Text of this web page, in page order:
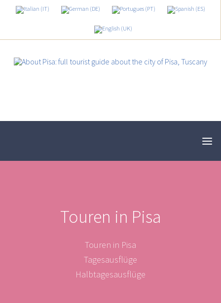
Touren in Pisa
Touren in Pisa
Tagesausflüge
Halbtagesausflüge